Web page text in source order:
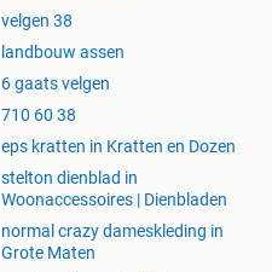
velgen 38
landbouw assen
6 gaats velgen
710 60 38
eps kratten in Kratten en Dozen
stelton dienblad in
Woonaccessoires | Dienbladen
normal crazy dameskleding in
Grote Maten